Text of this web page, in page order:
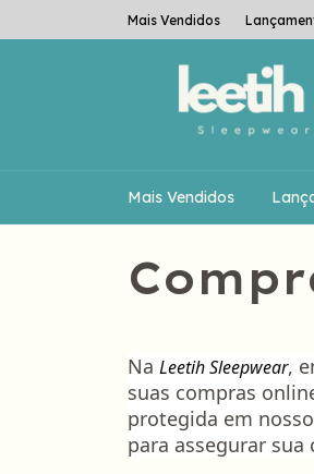
Mais Vendidos
Mais Vendidos
Na Leetih Sleepwear,
suas compras
protegida em
para assegurar sua